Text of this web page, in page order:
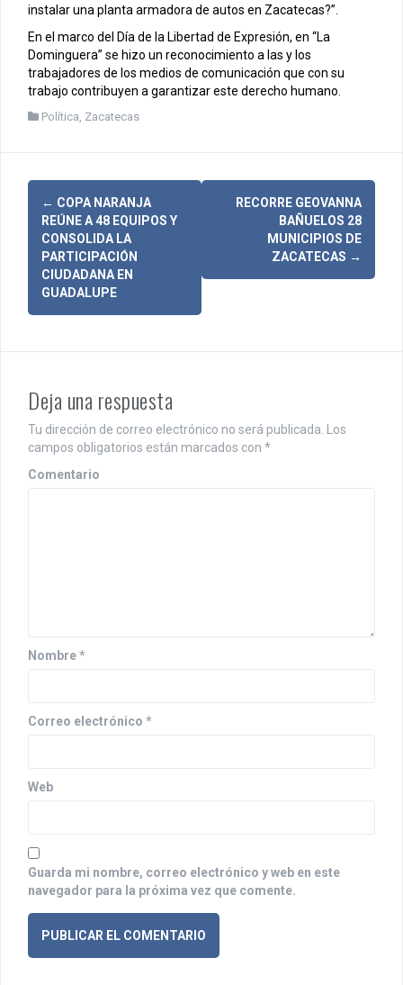
instalar una planta armadora de autos en Zacatecas?”.
En el marco del Día de la Libertad de Expresión, en “La
Dominguera” se hizo un reconocimiento a las y los
trabajadores de los medios de comunicación que con su
trabajo contribuyen a garantizar este derecho humano.
Política Zacatecas
N
e
c
i
ó
t
a
a
← COPA NARANJA
REÚNE A 48 EQUIPOS Y
CONSOLIDA LA
PARTICIPACIÓN
CIUDADANA EN
GUADALUPE
RECORRE GEOVANNA
BAÑUELOS 28
MUNICIPIOS DE
ZACATECAS →
Deja una respuesta
Tu dirección de correo electrónico no será publicada.
Los
campos obligatorios están marcados con *
Comentario
Nombre*
Correo electrónico *
Web
Guarda mi nombre, correo electrónico y web en este
navegador para la próxima vez que comente.